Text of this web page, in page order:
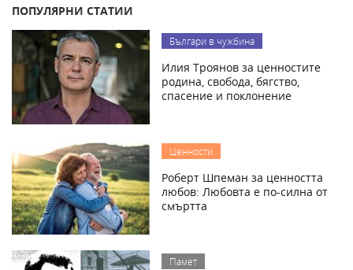
ПОПУЛЯРНИ СТАТИИ
Българи в чужбина
Илия Троянов за ценностите
родина, свобода, бягство,
спасение и поклонение
Ценности
Роберт Шпеман за ценността
любов: Любовта е по-силна от
смъртта
Памет